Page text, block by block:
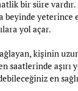
bir süre
beyinde
yol açar.
kişinin
saatlerinde aşırı
en